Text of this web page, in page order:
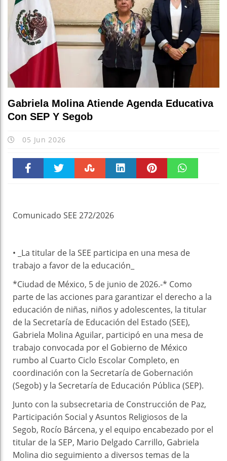
Gabriela Molina Atiende Agenda Educativa
Con SEP Y Segob
05 Jun 2026
Comunicado SEE 272/2026
• _La titular de la SEE participa en una mesa de
trabajo a favor de la educación_
*Ciudad de México, 5 de junio de 2026.-* Como
parte de las acciones para garantizar el derecho a la
educación de niñas, niños y adolescentes, la titular
de la Secretaría de Educación del Estado (SEE),
Gabriela Molina Aguilar, participó en una mesa de
trabajo convocada por el Gobierno de México
rumbo al Cuarto Ciclo Escolar Completo, en
coordinación con la Secretaría de Gobernación
(Segob) y la Secretaría de Educación Pública (SEP).
Junto con la subsecretaria de Construcción de Paz,
Participación Social y Asuntos Religiosos de la
Segob, Rocío Bárcena, y el equipo encabezado por el
titular de la SEP, Mario Delgado Carrillo, Gabriela
Molina dio seguimiento a diversos temas de la